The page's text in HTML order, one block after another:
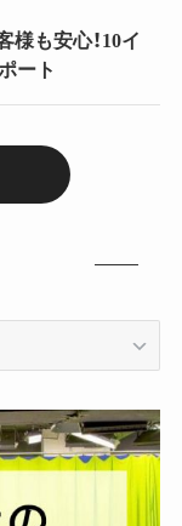
も安心！10イ
ート